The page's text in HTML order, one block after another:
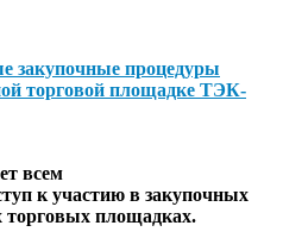
закупочные процедуры
торговой площадке ТЭК-
всем
к участию в закупочных
торговых площадках.